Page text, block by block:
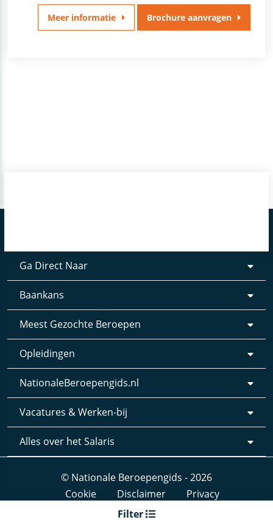
Meer informatie Brochure aanvragen
Filter
Ga Direct Naar
Baankans
Meest Gezochte Beroepen
Opleidingen
NationaleBeroepengids.nl
Vacatures & Werken-bij
Alles over het Salaris
© Nationale Beroepengids - 2026
Cookie
Disclaimer
Privacy
Webdesign & realisatie: